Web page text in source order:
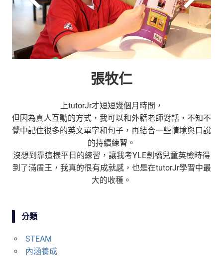
張牧仁
上tutorJr才短短幾個月時間，
但因為真人互動的方式，我可以和外籍老師對話，不知不
覺中記住很多的英文單字和句子，再結合一些情境與口說
的持續練習。
沒想到靠這樣平日的練習，讓我考YLE劍橋兒童英檢時得
到了滿盾王，我真的很有成就感，也是在tutorJr學習中最
大的收穫。
分類
STEAM
內涵養成